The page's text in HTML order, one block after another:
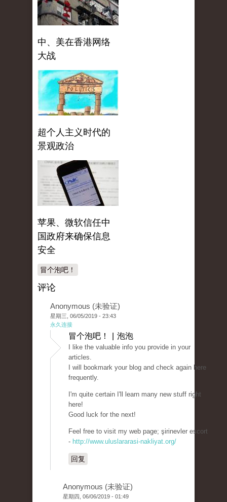
中、美在香港网络
大战
超个人主义时代的
景观政治
苹果、微软信任中
国政府来确保信息
安全
冒个泡吧！
评论
Anonymous (未验证)
星期三, 06/05/2019 - 23:43
永久连接
冒个泡吧！ | 泡泡
I like the valuable info you provide in your
articles.
I will bookmark your blog and check again here
frequently.
I'm quite certain I'll learn many new stuff right
here!
Good luck for the next!
Feel free to visit my web page; şirinevler escort
- http://www.uluslararasi-nakliyat.org/
回复
Anonymous (未验证)
星期四, 06/06/2019 - 01:49